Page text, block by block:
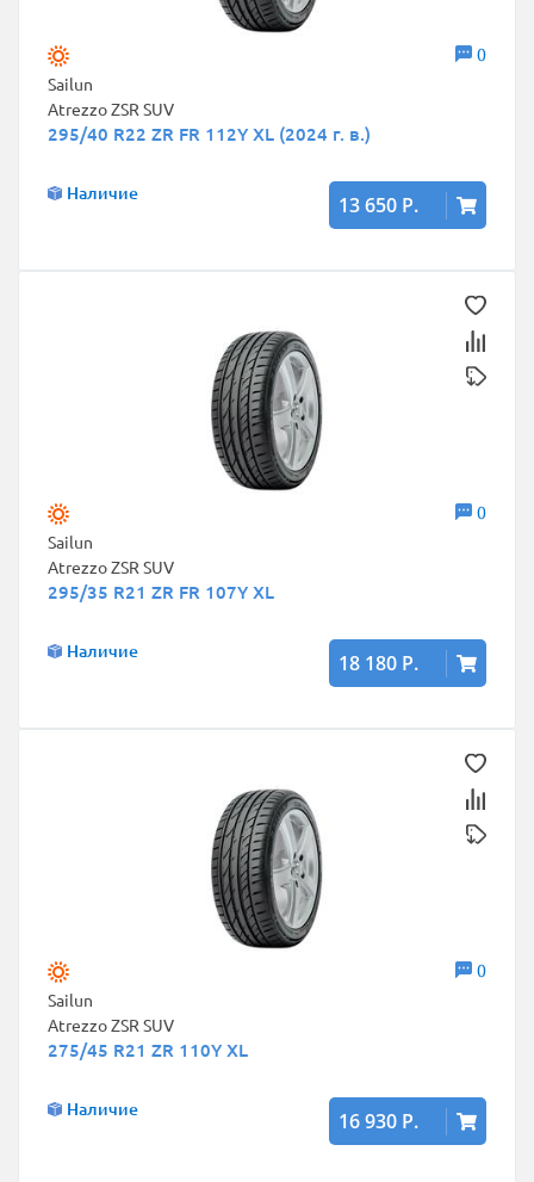
0
Sailun
Atrezzo ZSR SUV
295/40 R22 ZR FR 112Y XL (2024 г. в.)
Наличие 13 650 Р.
0
Sailun
Atrezzo ZSR SUV
295/35 R21 ZR FR 107Y XL
Наличие 18 180 Р.
0
Sailun
Atrezzo ZSR SUV
275/45 R21 ZR 110Y XL
Наличие 16 930 Р.